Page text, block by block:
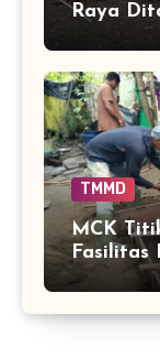
Raya
TMMD
MCK
Fasilitas